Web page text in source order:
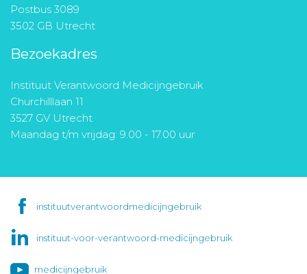
Postbus 3089
3502 GB Utrecht
Bezoekadres
Instituut Verantwoord Medicijngebruik
Churchilllaan 11
3527 GV Utrecht
Maandag t/m vrijdag: 9.00 - 17.00 uur
instituutverantwoordmedicijngebruik
instituut-voor-verantwoord-medicijngebruik
medicijngebruik